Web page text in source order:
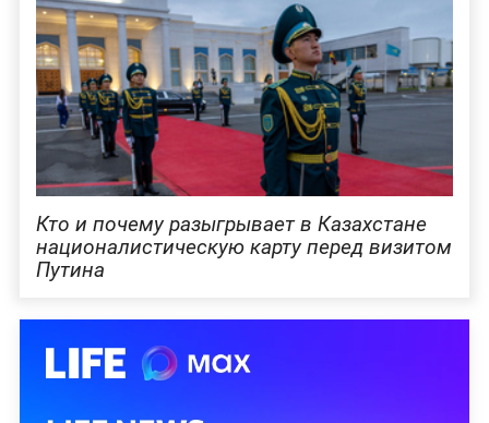
Кто и почему разыгрывает в Казахстане
националистическую карту перед визитом
Путина